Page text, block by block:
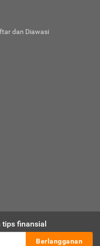
dan Diawasi
tips finansial
Berlangganan